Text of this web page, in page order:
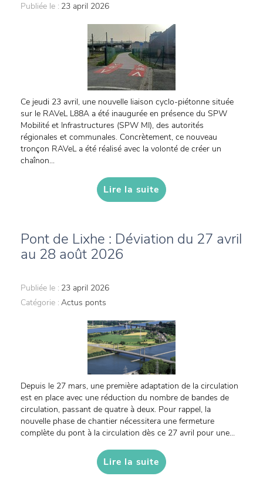
Publiée le : 23 april 2026
Ce jeudi 23 avril, une nouvelle liaison cyclo-piétonne située
sur le RAVeL L88A a été inaugurée en présence du SPW
Mobilité et Infrastructures (SPW MI), des autorités
régionales et communales. Concrètement, ce nouveau
tronçon RAVeL a été réalisé avec la volonté de créer un
chaînon...
Lire la suite
Pont de Lixhe : Déviation du 27 avril
au 28 août 2026
Publiée le : 23 april 2026
Catégorie : Actus ponts
Depuis le 27 mars, une première adaptation de la circulation
est en place avec une réduction du nombre de bandes de
circulation, passant de quatre à deux. Pour rappel, la
nouvelle phase de chantier nécessitera une fermeture
complète du pont à la circulation dès ce 27 avril pour une...
Lire la suite